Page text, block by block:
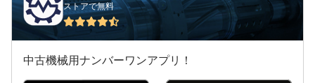
Case Ih Cvx 195
Case Ih Cx 80
Case Ih Mx 100 C
ストアで無料
中古機械用ナンバーワンアプリ！